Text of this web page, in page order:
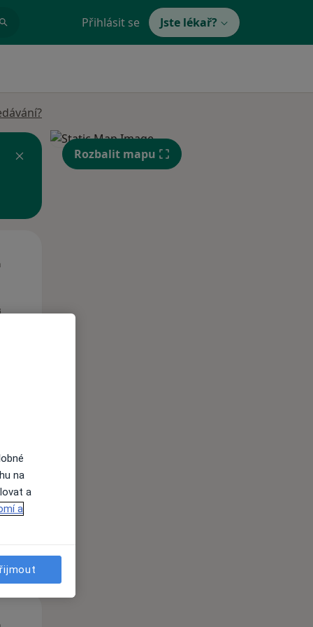
Přihlásit se Jste lékař?
Rozbalit mapu
na
a
a